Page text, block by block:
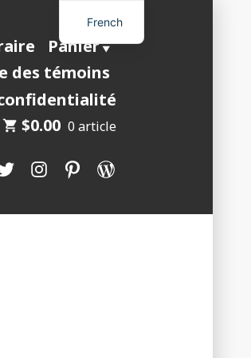
Panier
des témoins
$0.00 0 article
Instagram
PinterestWordPress
French